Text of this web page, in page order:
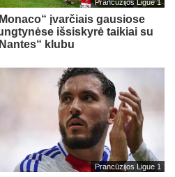
Prancūzijos Ligue 1
įvarčiais gausiose
išsiskyrė taikiai su
klubu
Prancūzijos Ligue 1